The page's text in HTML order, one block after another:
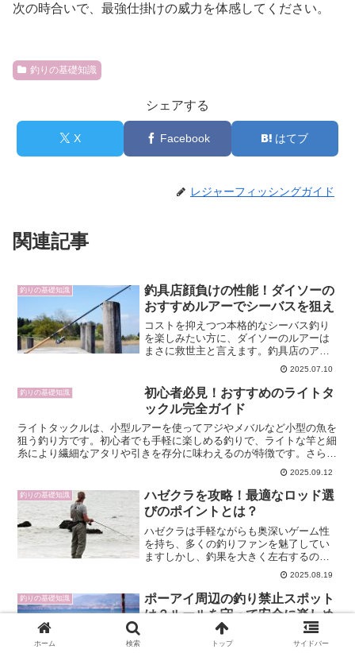
次の時合いで、最強仕掛けの威力を体感してください。
釣りの基礎知識
シェアする
X Facebook はてブ
レジャーフィッシングガイド
関連記事
釣りの基礎知識
釣具店顔負けの性能！ダイソーの
おすすめルアーでシーバスを狙え
コストを抑えつつ本格的なシーバス釣り
を楽しみたい方に、ダイソーのルアーは
まさに救世主と言えます。釣具店のアイ
テムに引けを取らない性能と豊富なライ
ンナップで、経験者はもちろん初心者か
らも高い支持を集めています。この記事
では、ダイソーのおすすめ...
2025.07.10
釣りの基礎知識
初心者必見！おすすめのライトタ
ックル完全ガイド
ライトタックルは、小型ルアーを使ってアジやメバルなど小型の魚を
狙う釣り方です。初心者でも手軽に楽しめる釣りで、ライトな竿と細
糸により繊細なアタリや引きを存分に味わえるのが特徴です。さら
に、ライトタックルは港湾や堤防、川など身近なポイントでも...2025.09.12
釣りの基礎知識
ハゼクラを攻略！最適なロッド選
びのポイントとは？
ハゼクラは手軽ながらも奥深いゲーム性
を持ち、多くの釣りファンを魅了してい
ますしかし、釣果を大きく左右するのが
ロッド選びです水深やポイント、ルアー
の特性に合わせたロッドを選ぶことで、
効率的かつ楽しい釣行が可能になります
本記事では、ハゼクラの基...
2025.08.19
釣りの基礎知識
ポーアイ周辺の釣り禁止スポット
は？ルールを守って安全に楽しめ
る釣り場紹介
神戸港の中心に位置するポートアイラン
ホーム 検索 トップ サイドバー